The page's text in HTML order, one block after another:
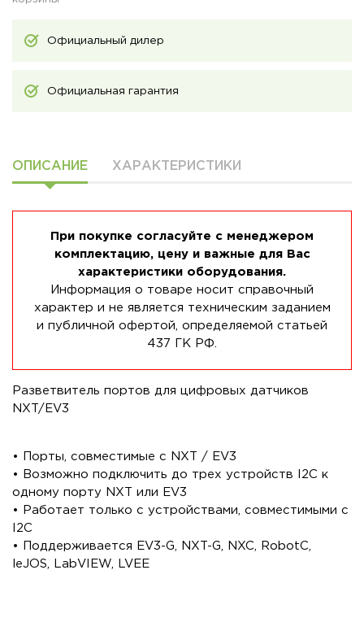
Официальный дилер
Официальная гарантия
ОПИСАНИЕ ХАРАКТЕРИСТИКИ
При покупке согласуйте с менеджером
комплектацию, цену и важные для Вас
характеристики оборудования.
Информация о товаре носит справочный
характер и не является техническим заданием
и публичной офертой, определяемой статьей
437 ГК РФ.
Разветвитель портов для цифровых датчиков
NXT/EV3
• Порты, совместимые с NXT / EV3
• Возможно подключить до трех устройств I2C к
одному порту NXT или EV3
• Работает только с устройствами, совместимыми с
I2C
• Поддерживается EV3-G, NXT-G, NXC, RobotC,
leJOS, LabVIEW, LVEE